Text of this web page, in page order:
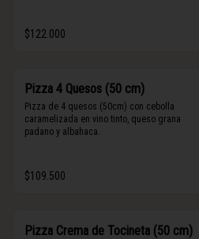
secos y maní.
$122.000
Pizza 4 Quesos (50 cm)
Pizza de 4 quesos (50cm) con cebolla
caramelizada en vino tinto, queso grana
padano y albahaca.
$109.500
Pizza Crema de Tocineta (50 cm)